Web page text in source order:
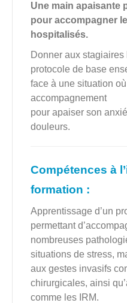
Une main apaisante
pour accompagner
hospitalisés.
Donner aux stagiaires
protocole de base
face à une situation
accompagnement
pour apaiser son
douleurs.
Compétences à
formation :
Apprentissage d’un
permettant
nombreuses
situations de stress,
aux gestes invasifs
chirurgicales, ainsi
comme les IRM.